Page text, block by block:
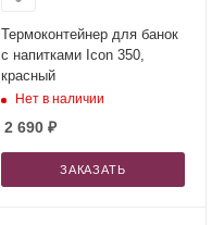
Термоконтейнер для банок
с напитками Icon 350,
красный
Нет в наличии
2 690₽
ЗАКАЗАТЬ